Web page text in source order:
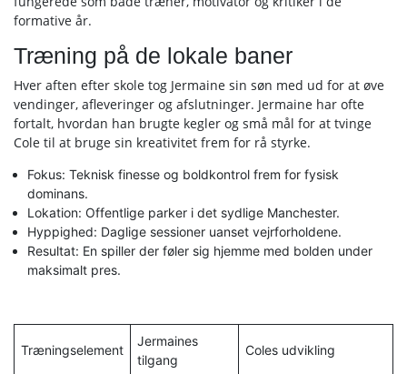
formative år.
Træning på de lokale baner
Hver aften efter skole tog Jermaine sin søn med ud for at øve
vendinger, afleveringer og afslutninger. Jermaine har ofte
fortalt, hvordan han brugte kegler og små mål for at tvinge
Cole til at bruge sin kreativitet frem for rå styrke.
Fokus: Teknisk finesse og boldkontrol frem for fysisk
dominans.
Lokation: Offentlige parker i det sydlige Manchester.
Hyppighed: Daglige sessioner uanset vejrforholdene.
Resultat: En spiller der føler sig hjemme med bolden under
maksimalt pres.
Træningselement
Jermaines
tilgang
Coles udvikling